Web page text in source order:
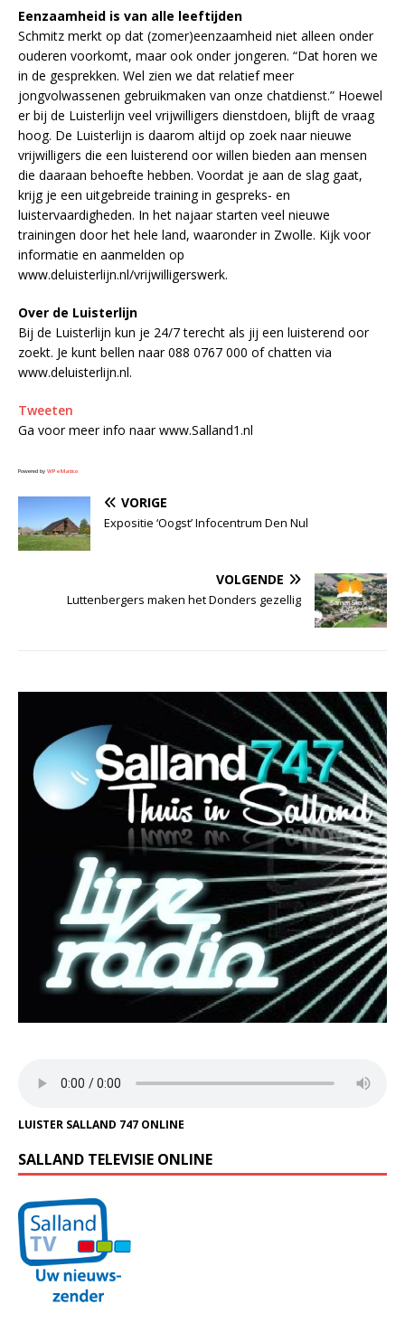
Eenzaamheid is van alle leeftijden
Schmitz merkt op dat (zomer)eenzaamheid niet alleen onder
ouderen voorkomt, maar ook onder jongeren. “Dat horen we
in de gesprekken. Wel zien we dat relatief meer
jongvolwassenen gebruikmaken van onze chatdienst.” Hoewel
er bij de Luisterlijn veel vrijwilligers dienstdoen, blijft de vraag
hoog. De Luisterlijn is daarom altijd op zoek naar nieuwe
vrijwilligers die een luisterend oor willen bieden aan mensen
die daaraan behoefte hebben. Voordat je aan de slag gaat,
krijg je een uitgebreide training in gespreks- en
luistervaardigheden. In het najaar starten veel nieuwe
trainingen door het hele land, waaronder in Zwolle. Kijk voor
informatie en aanmelden op
www.deluisterlijn.nl/vrijwilligerswerk.
Over de Luisterlijn
Bij de Luisterlijn kun je 24/7 terecht als jij een luisterend oor
zoekt. Je kunt bellen naar 088 0767 000 of chatten via
www.deluisterlijn.nl.
Tweeten
Ga voor meer info naar www.Salland1.nl
Powered by WPeMatico
VORIGE
Expositie ‘Oogst’ Infocentrum Den Nul
VOLGENDE
Luttenbergers maken het Donders gezellig
LUISTER SALLAND 747 ONLINE
SALLAND TELEVISIE ONLINE